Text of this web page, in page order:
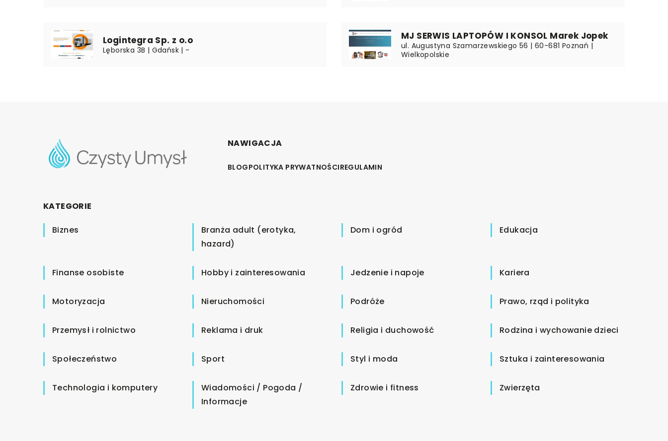
Logintegra Sp. z o.o
Lęborska 3B | Gdańsk | -
MJ SERWIS LAPTOPÓW I KONSOL Marek Jopek
ul. Augustyna Szamarzewskiego 56 | 60-681 Poznań |
Wielkopolskie
NAWIGACJA
BLOGPOLITYKA PRYWATNOŚCIREGULAMIN
KATEGORIE
Biznes
Branża adult (erotyka,
hazard)
Dom i ogród Edukacja
Finanse osobiste Hobby i zainteresowania Jedzenie i napoje Kariera
Motoryzacja Nieruchomości Podróże Prawo, rząd i polityka
Przemysł i rolnictwo Reklama i druk Religia i duchowość Rodzina i wychowanie dzieci
Społeczeństwo Sport Styl i moda Sztuka i zainteresowania
Technologia i komputery
Wiadomości / Pogoda /
Informacje
Zdrowie i fitness Zwierzęta